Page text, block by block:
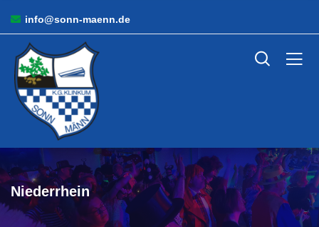
info@sonn-maenn.de
Niederrhein